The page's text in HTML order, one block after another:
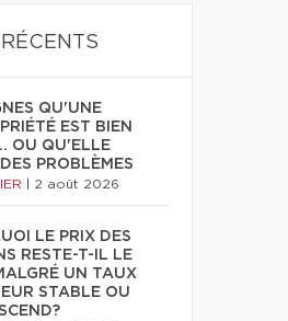
QU'UNE
EST BIEN
OU QU'ELLE
PROBLÈMES
2 août 2026
LE PRIX DES
RESTE-T-IL LE
UN TAUX
STABLE OU